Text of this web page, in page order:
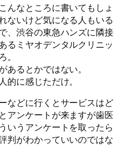
んなところに書いてもしょ
ないけど気になる人もいる
、渋谷の東急ハンズに隣接
るミヤオデンタルクリニッ
。
あるとかではない。
的に感じただけ。
などに行くとサービスはど
アンケートが来ますが歯医
いうアンケートを取ったら
判がわかっていいのではな